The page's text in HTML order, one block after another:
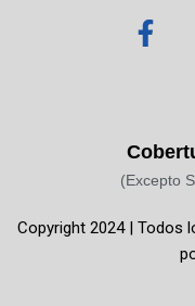
F
a
o
o
-
(Excepto
Copyright 2024 | Todos